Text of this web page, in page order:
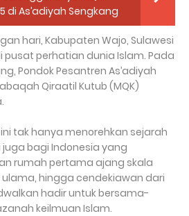
di As’adiyah Sengkang
hari, Kabupaten Wajo, Sulawesi
pusat perhatian dunia Islam. Pada
Pondok Pesantren As’adiyah
Qiraatil Kutub (MQK)
tak hanya menorehkan sejarah
bagi Indonesia yang
rumah pertama ajang skala
hingga cendekiawan dari
hadir untuk bersama-
keilmuan Islam.